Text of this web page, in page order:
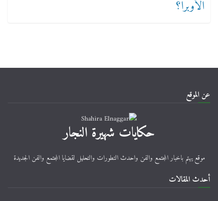
عن الموقع
حكايات شهيرة النجار
موقع يهتم باخبار المجتمع والفن واحدث التطورات والتحليل لقضايا المجتمع والفن الجديدة
أحدث المقالات